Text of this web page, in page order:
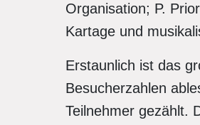
Organisation; P.
Kartage und
Erstaunlich ist das
Besucherzahlen
Teilnehmer gezählt.